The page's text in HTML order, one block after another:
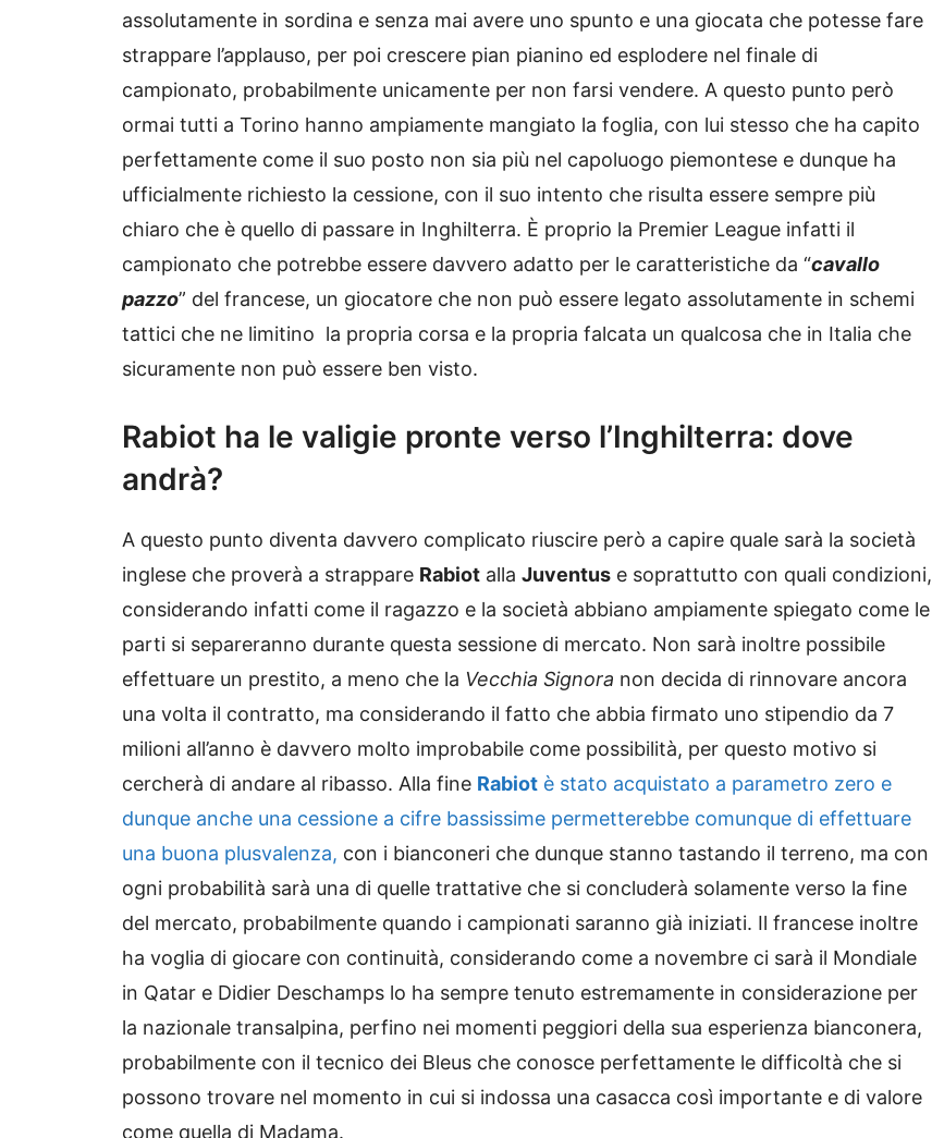
assolutamente in sordina e senza mai avere uno spunto e una giocata che potesse fare
strappare l’applauso, per poi crescere pian pianino ed esplodere nel finale di
campionato, probabilmente unicamente per non farsi vendere. A questo punto però
ormai tutti a Torino hanno ampiamente mangiato la foglia, con lui stesso che ha capito
perfettamente come il suo posto non sia più nel capoluogo piemontese e dunque ha
ufficialmente richiesto la cessione, con il suo intento che risulta essere sempre più
chiaro che è quello di passare in Inghilterra. È proprio la Premier League infatti il
campionato che potrebbe essere davvero adatto per le caratteristiche da “cavallo
pazzo” del francese, un giocatore che non può essere legato assolutamente in schemi
tattici che ne limitino la propria corsa e la propria falcata un qualcosa che in Italia che
sicuramente non può essere ben visto.
Rabiot ha le valigie pronte verso l’Inghilterra: dove
andrà?
A questo punto diventa davvero complicato riuscire però a capire quale sarà la società
inglese che proverà a strappare Rabiot alla Juventus e soprattutto con quali condizioni,
considerando infatti come il ragazzo e la società abbiano ampiamente spiegato come le
parti si separeranno durante questa sessione di mercato. Non sarà inoltre possibile
effettuare un prestito, a meno che la Vecchia Signora non decida di rinnovare ancora
una volta il contratto, ma considerando il fatto che abbia firmato uno stipendio da 7
milioni all’anno è davvero molto improbabile come possibilità, per questo motivo si
cercherà di andare al ribasso. Alla fine Rabiot è stato acquistato a parametro zero e
dunque anche una cessione a cifre bassissime permetterebbe comunque di effettuare
una buona plusvalenza, con i bianconeri che dunque stanno tastando il terreno, ma con
ogni probabilità sarà una di quelle trattative che si concluderà solamente verso la fine
del mercato, probabilmente quando i campionati saranno già iniziati. Il francese inoltre
ha voglia di giocare con continuità, considerando come a novembre ci sarà il Mondiale
in Qatar e Didier Deschamps lo ha sempre tenuto estremamente in considerazione per
la nazionale transalpina, perfino nei momenti peggiori della sua esperienza bianconera,
probabilmente con il tecnico dei Bleus che conosce perfettamente le difficoltà che si
possono trovare nel momento in cui si indossa una casacca così importante e di valore
come quella di Madama.